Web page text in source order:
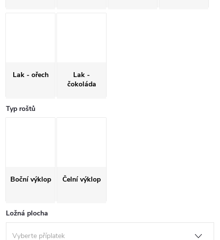
Lak - ořech
Lak -
čokoláda
Typ roštů
Boční výklop Čelní výklop
Ložná plocha